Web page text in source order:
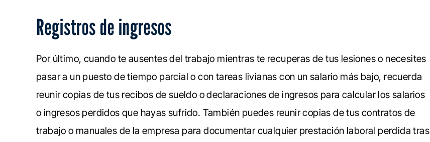
Registros de ingresos
Por último, cuando te ausentes del trabajo mientras te recuperas de tus lesiones o necesites
pasar a un puesto de tiempo parcial o con tareas livianas con un salario más bajo, recuerda
reunir copias de tus recibos de sueldo o declaraciones de ingresos para calcular los salarios
o ingresos perdidos que hayas sufrido. También puedes reunir copias de tus contratos de
trabajo o manuales de la empresa para documentar cualquier prestación laboral perdida tras